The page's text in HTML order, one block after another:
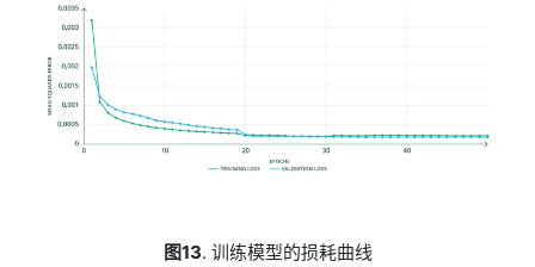
图13. 训练模型的损耗曲线